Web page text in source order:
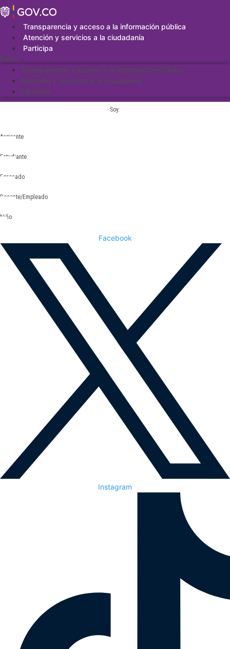
Saltar
al
contenidoTransparencia y acceso a la información pública
Atención y servicios a la ciudadanía
Participa
Menu
Transparencia y acceso a la información pública
Atención y servicios a la ciudadanía
Participa
Soy:
Aspirante
Estudiante
Egresado
Docente/Empleado
Niño
Facebook
Instagram